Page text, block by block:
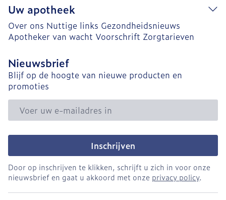
Uw apotheek
Over ons Nuttige links Gezondheidsnieuws
Apotheker van wacht Voorschrift Zorgtarieven
Nieuwsbrief
Blijf op de hoogte van nieuwe producten en
promoties
E-mail adres
Inschrijven
Door op inschrijven te klikken, schrijft u zich in voor onze
nieuwsbrief en gaat u akkoord met onze privacy policy.